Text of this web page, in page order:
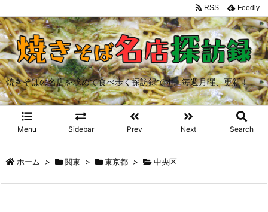
焼きそばの名店を求めて食べ歩く探訪録です。毎週月曜、更新！
Menu Sidebar Prev Next Search
RSS Feedly
ホーム > 関東 > 東京都 > 中央区